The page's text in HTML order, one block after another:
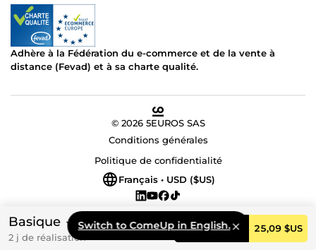
Basique
2 j de réalisation
Commander 25,09 $US
Switch to ComeUp in English.
Adhère à la Fédération du e-commerce et de la vente à
distance (Fevad) et à sa charte qualité.
© 2026 5EUROS SAS
Conditions générales
Politique de confidentialité
Français • USD ($US)